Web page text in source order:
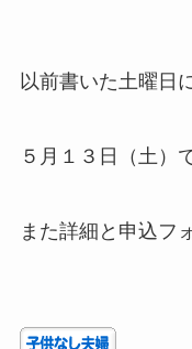
以前書いた土曜日
５月１３日（土）
また詳細と申込フ